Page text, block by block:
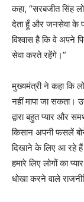
कहा, “सरबजीत सिंह
देता हूँ और जनसेवा के
विश्वास है कि वे अपने
सेवा करते रहेंगे।”
मुख्यमंत्री ने कहा कि
नहीं मापा जा सकता।
द्वारा बहुत प्यार और
किसान अपनी फसलें
दिखाने के लिए आ रहे
हमारे लिए लोगों का
धोखा करने वाले